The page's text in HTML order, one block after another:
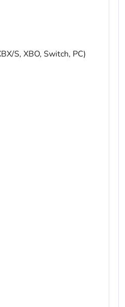
S, XBO, Switch, PC)